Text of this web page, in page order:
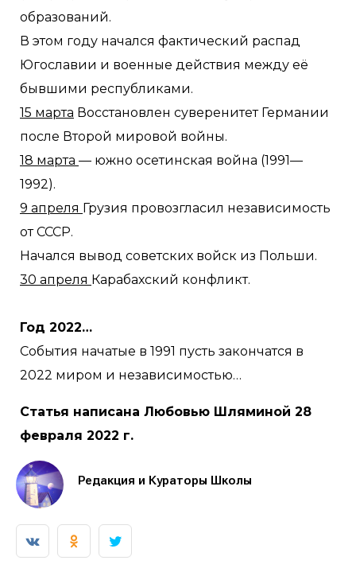
образований.
В этом году начался фактический распад
Югославии и военные действия между её
бывшими республиками.
15 марта Восстановлен суверенитет Германии
после Второй мировой войны.
18 марта — южно осетинская война (1991—
1992).
9 апреля Грузия провозгласил независимость
от СССР.
Начался вывод советских войск из Польши.
30 апреля Карабахский конфликт.
Год 2022…
События начатые в 1991 пусть закончатся в
2022 миром и независимостью…
Статья написана Любовью Шляминой 28
февраля 2022 г.
Редакция и Кураторы Школы